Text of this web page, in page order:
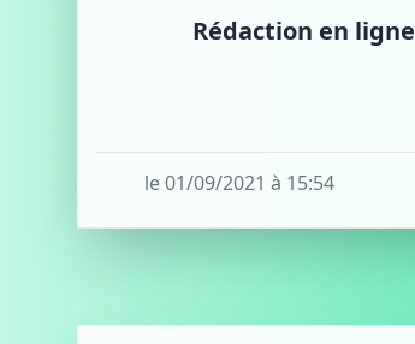
Rédaction en ligne
le 01/09/2021 à 15:54